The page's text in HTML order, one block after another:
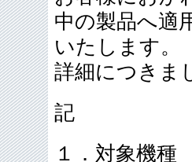
中の製品へ適
いたします。
詳細につきま
記
１．対象機種